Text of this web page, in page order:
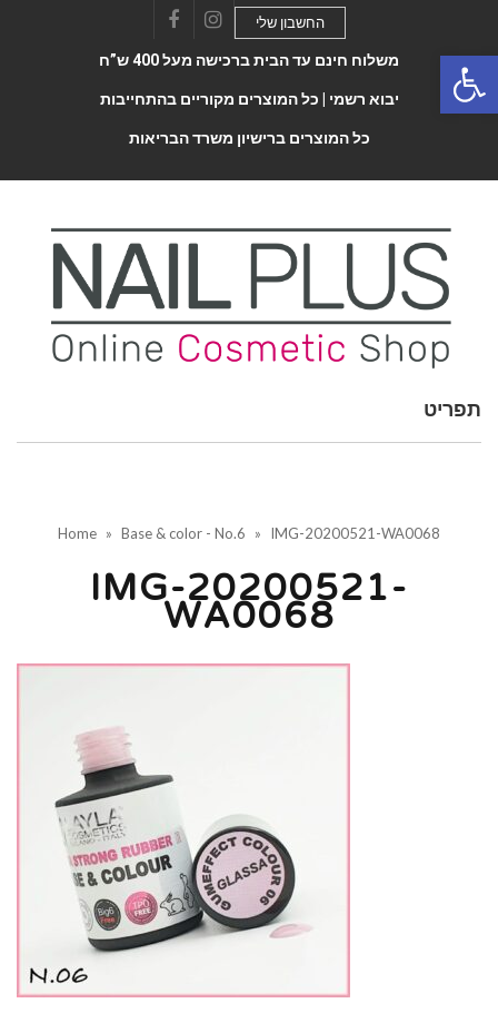
FacebookInstagram
החשבון שלי
משלוח חינם עד הבית ברכישה מעל 400 ש”ח
יבוא רשמי | כל המוצרים מקוריים בהתחייבות
כל המוצרים ברישיון משרד הבריאות
Toggle
תפריט
Home » Base & color - No.6 » IMG-20200521-WA0068
IMG-20200521-
WA0068